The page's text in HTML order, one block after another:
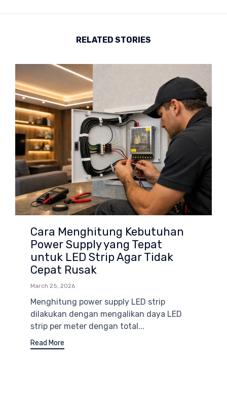
RELATED STORIES
Cara Menghitung Kebutuhan
Power Supply yang Tepat
untuk LED Strip Agar Tidak
Cepat Rusak
March 25, 2026
Menghitung power supply LED strip
dilakukan dengan mengalikan daya LED
strip per meter dengan total...
Read More